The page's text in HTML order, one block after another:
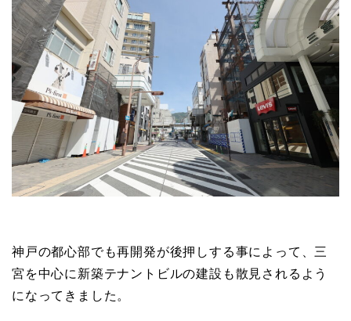
神戸の都心部でも再開発が後押しする事によって、三
宮を中心に新築テナントビルの建設も散見されるよう
になってきました。